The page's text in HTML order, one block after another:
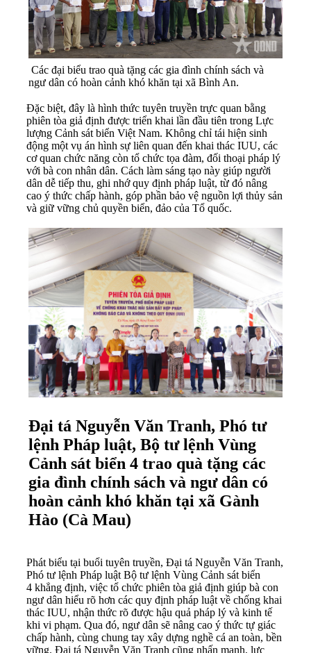
Các đại biểu trao quà tặng các gia đình chính sách và
ngư dân có hoàn cảnh khó khăn tại xã Bình An.
Đặc biệt, đây là hình thức tuyên truyền trực quan bằng
phiên tòa giả định được triển khai lần đầu tiên trong Lực
lượng Cảnh sát biển Việt Nam. Không chỉ tái hiện sinh
động một vụ án hình sự liên quan đến khai thác IUU, các
cơ quan chức năng còn tổ chức tọa đàm, đối thoại pháp lý
với bà con nhân dân. Cách làm sáng tạo này giúp người
dân dễ tiếp thu, ghi nhớ quy định pháp luật, từ đó nâng
cao ý thức chấp hành, góp phần bảo vệ nguồn lợi thủy sản
và giữ vững chủ quyền biển, đảo của Tổ quốc.
Đại tá Nguyễn Văn Tranh, Phó tư
lệnh Pháp luật, Bộ tư lệnh Vùng
Cảnh sát biển 4 trao quà tặng các
gia đình chính sách và ngư dân có
hoàn cảnh khó khăn tại xã Gành
Hào (Cà Mau)
Phát biểu tại buổi tuyên truyền, Đại tá Nguyễn Văn Tranh,
Phó tư lệnh Pháp luật Bộ tư lệnh Vùng Cảnh sát biển
4 khẳng định, việc tổ chức phiên tòa giả định giúp bà con
ngư dân hiểu rõ hơn các quy định pháp luật về chống khai
thác IUU, nhận thức rõ được hậu quả pháp lý và kinh tế
khi vi phạm. Qua đó, ngư dân sẽ nâng cao ý thức tự giác
chấp hành, cùng chung tay xây dựng nghề cá an toàn, bền
vững. Đại tá Nguyễn Văn Tranh cũng nhấn mạnh, lực